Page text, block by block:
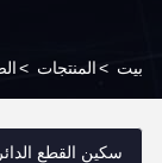
بيت >المنتجات >
سكين القطع